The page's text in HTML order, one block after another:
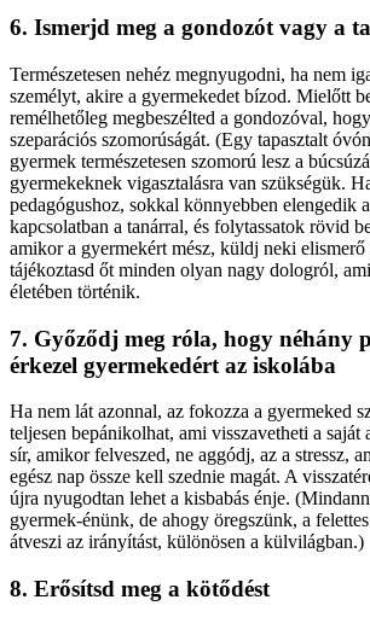
6. Ismerjd meg a gondozót vagy a
Természetesen nehéz megnyugodni, ha nem
személyt, akire a gyermekedet bízod. Mielőtt
remélhetőleg megbeszélted a gondozóval,
szeparációs szomorúságát. (Egy tapasztalt
gyermek természetesen szomorú lesz a
gyermekeknek vigasztalásra van szükségük.
pedagógushoz, sokkal könnyebben elengedik
kapcsolatban a tanárral, és folytassatok rövid
amikor a gyermekért mész, küldj neki elismerő
tájékoztasd őt minden olyan nagy dologról,
életében történik.
7. Győződj meg róla, hogy néhány
érkezel gyermekedért az iskolába
Ha nem lát azonnal, az fokozza a gyermeked
teljesen bepánikolhat, ami visszavetheti a saját
sír, amikor felveszed, ne aggódj, az a stressz,
egész nap össze kell szednie magát. A
újra nyugodtan lehet a kisbabás énje.
gyermek-énünk, de ahogy öregszünk, a
átveszi az irányítást, különösen a külvilágban.)
8. Erősítsd meg a kötődést